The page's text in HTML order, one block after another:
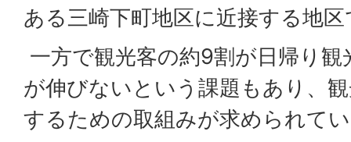
ある三崎下町地区に近接する地
一方で観光客の約9割が日帰り
が伸びないという課題もあり、
するための取組みが求められて